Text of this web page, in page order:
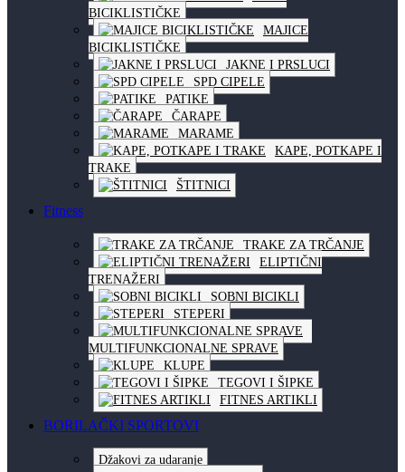
BICIKLISTIČKE
MAJICE
BICIKLISTIČKE
JAKNE I PRSLUCI
SPD CIPELE
PATIKE
ČARAPE
MARAME
KAPE, POTKAPE I
TRAKE
ŠTITNICI
Fitness
TRAKE ZA TRČANJE
ELIPTIČNI
TRENAŽERI
SOBNI BICIKLI
STEPERI
MULTIFUNKCIONALNE SPRAVE
KLUPE
TEGOVI I ŠIPKE
FITNES ARTIKLI
BORILAČKI SPORTOVI
Džakovi za udaranje